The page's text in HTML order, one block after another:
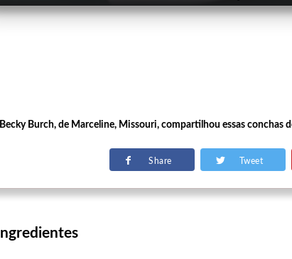
Becky Burch, de Marceline, Missouri, compartilhou essas conchas
Share Tweet
Ingredientes